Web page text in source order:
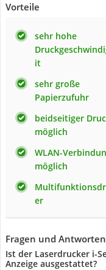
Vorteile
sehr hohe
it
sehr große
Papierzufuhr
beidseitiger
möglich
WLAN-
möglich
er
Fragen und Antworten
Ist der Laserdrucker i-
Anzeige ausgestattet?